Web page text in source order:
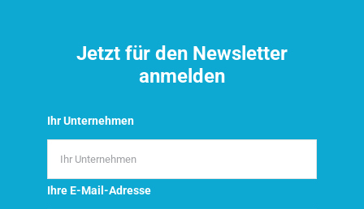
Jetzt für den Newsletter
anmelden
Ihr Unternehmen
Ihre E-Mail-Adresse